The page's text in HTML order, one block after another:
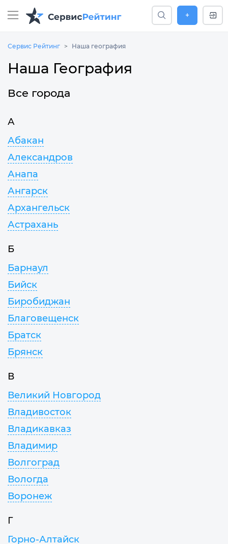
+
Сервис Рейтинг Наша география
Наша География
Все города
А
Абакан
Александров
Анапа
Ангарск
Архангельск
Астрахань
Б
Барнаул
Бийск
Биробиджан
Благовещенск
Братск
Брянск
В
Великий Новгород
Владивосток
Владикавказ
Владимир
Волгоград
Вологда
Воронеж
Г
Горно-Алтайск